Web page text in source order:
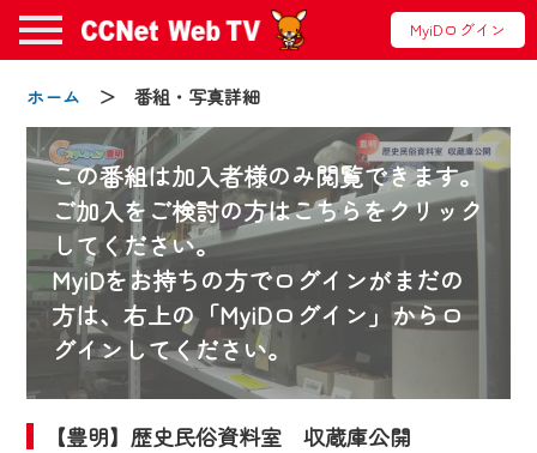
MyiDログイン
ホーム ＞ 番組・写真詳細
この番組は加入者様のみ閲覧できます。
ご加入をご検討の方はこちらをクリック
してください。
MyiDをお持ちの方でログインがまだの
方は、右上の「MyiDログイン」からロ
グインしてください。
【豊明】歴史民俗資料室 収蔵庫公開
お知らせ
2024/09/02
動画配信サービス『CCNet Web TV』は2024
年9月24日からリニューアルします！